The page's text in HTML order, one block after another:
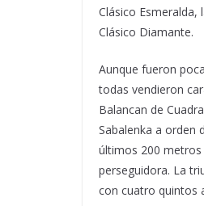
Clásico
Clásico Diamante.
Aunque fueron
todas vendieron
Balancan de
Sabalenka a orden
últimos 200
perseguidora. La
con cuatro quintos